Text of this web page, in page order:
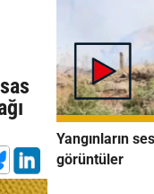
Yangınların
görüntüler